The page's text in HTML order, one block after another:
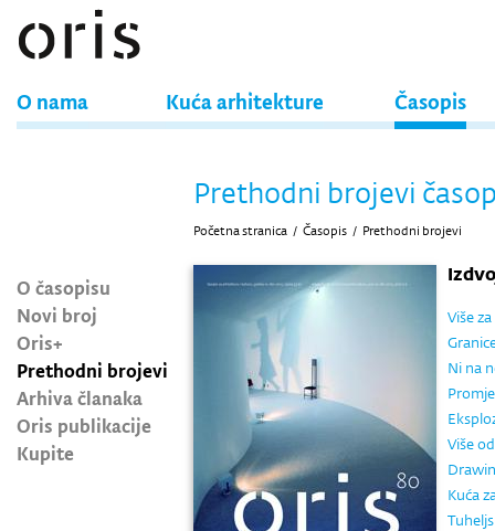
O nama Kuća arhitekture Časopis
O časopisu
Novi broj
Oris+
Prethodni brojevi
Arhiva članaka
Oris publikacije
Kupite
Prethodni brojevi
Početna stranica / Časopis / Prethodni brojevi
Više
Ni na
Više
Kuća